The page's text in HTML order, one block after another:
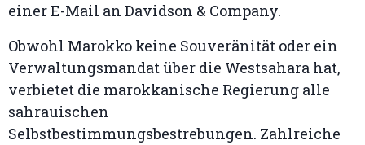
einer E-Mail an Davidson & Company.
Obwohl Marokko keine Souveränität oder ein
Verwaltungsmandat über die Westsahara hat,
verbietet die marokkanische Regierung alle
sahrauischen
Selbstbestimmungsbestrebungen. Zahlreiche